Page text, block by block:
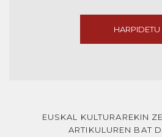
HARPIDETU
EUSKAL KULTURAREKIN
ARTIKULUREN BAT